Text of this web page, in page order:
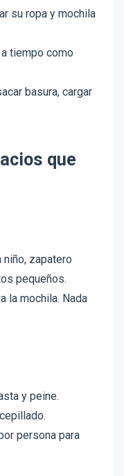
su ropa y mochila
tiempo como
basura, cargar
que
niño, zapatero
pequeños.
la mochila. Nada
y peine.
persona para